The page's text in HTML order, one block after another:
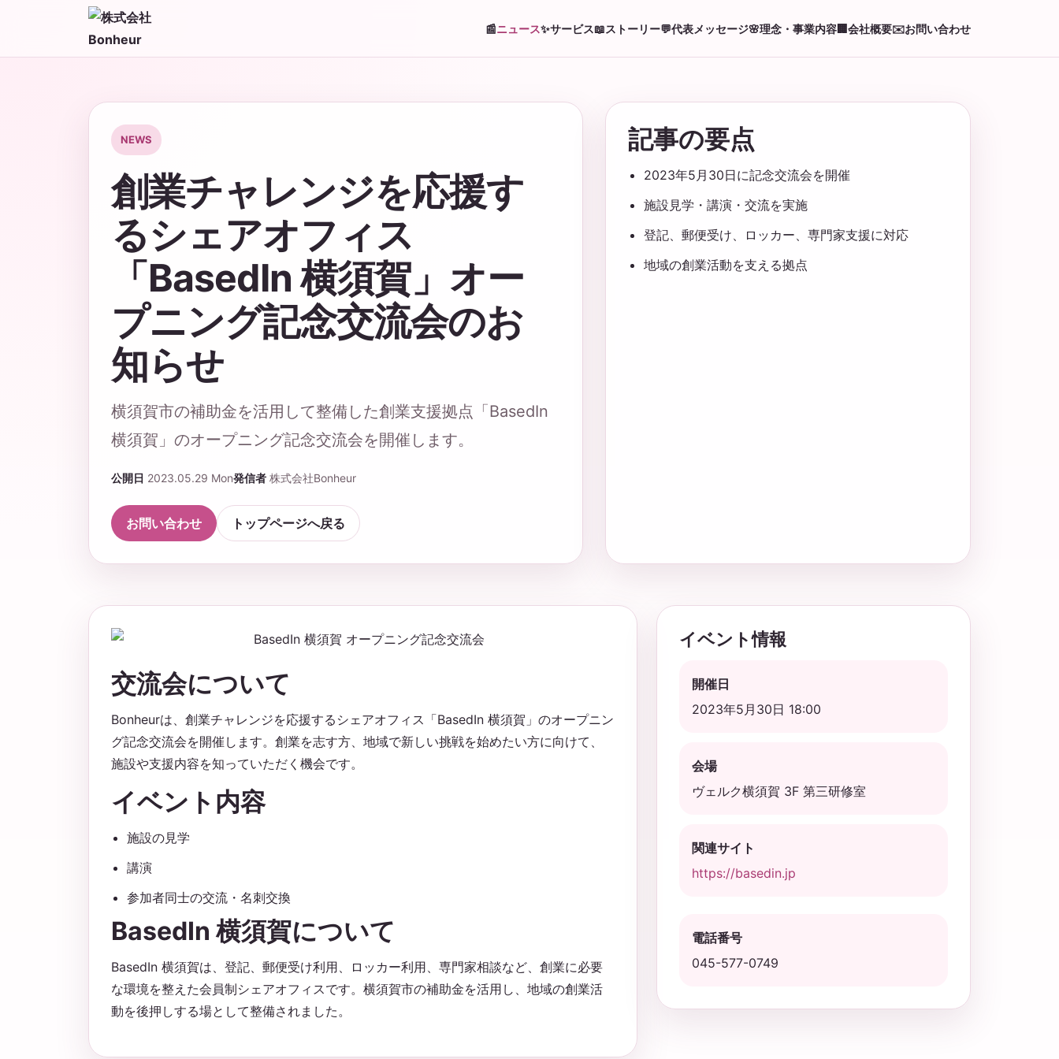
📰ニュース✨サービス📖ストーリー💬代表メッセージ🌸理念・事業内容 会社概要✉️お問い合わせ
NEWS
創業チャレンジを応援す
るシェアオフィス
「BasedIn 横須賀」オー
プニング記念交流会のお
知らせ
横須賀市の補助金を活用して整備した創業支援拠点「BasedIn
横須賀」のオープニング記念交流会を開催します。
公開日 2023.05.29 Mon発信者 株式会社Bonheur
お問い合わせ トップページへ戻る
記事の要点
2023年5月30日に記念交流会を開催
施設見学・講演・交流を実施
登記、郵便受け、ロッカー、専門家支援に対応
地域の創業活動を支える拠点
交流会について
Bonheurは、創業チャレンジを応援するシェアオフィス「BasedIn 横須賀」のオープニン
グ記念交流会を開催します。創業を志す方、地域で新しい挑戦を始めたい方に向けて、
施設や支援内容を知っていただく機会です。
イベント内容
施設の見学
講演
参加者同士の交流・名刺交換
BasedIn 横須賀について
BasedIn 横須賀は、登記、郵便受け利用、ロッカー利用、専門家相談など、創業に必要
な環境を整えた会員制シェアオフィスです。横須賀市の補助金を活用し、地域の創業活
動を後押しする場として整備されました。
イベント情報
開催日
2023年5月30日 18:00
会場
ヴェルク横須賀 3F 第三研修室
関連サイト
https://basedin.jp
電話番号
045-577-0749